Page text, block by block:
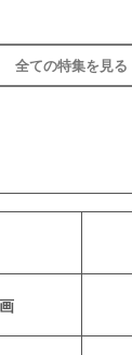
全ての特集を見る